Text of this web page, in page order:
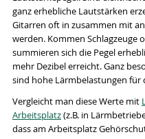
ganz erhebliche Lautstärken
Gitarren oft in zusammen mit
werden. Kommen Schlagzeuge
summieren sich die Pegel
mehr Dezibel erreicht. Ganz
sind hohe Lärmbelastungen für
Vergleicht man diese Werte mit
Arbeitsplatz(z.B. in
dass am Arbeitsplatz